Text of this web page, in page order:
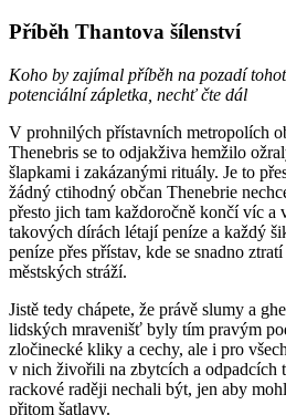
Příběh Thantova šílenství
Koho by zajímal příběh na pozadí
potenciální zápletka, nechť čte dál
V prohnilých přístavních metropolích
Thenebris se to odjakživa hemžilo
šlapkami i zakázanými rituály. Je to
žádný ctihodný občan Thenebrie
přesto jich tam každoročně končí víc a
takových dírách létají peníze a každý
peníze přes přístav, kde se snadno
městských stráží.
Jistě tedy chápete, že právě slumy a
lidských mravenišť byly tím pravým
zločinecké kliky a cechy, ale i pro
v nich živořili na zbytcích a odpadcích
rackové raději nechali být, jen aby
přitom šatlavy.